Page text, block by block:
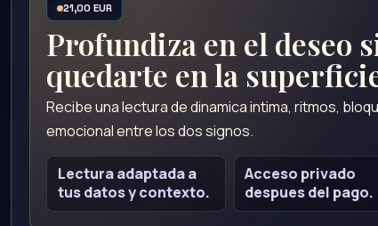
21,00 EUR
Profundiza en el deseo
quedarte en la
Recibe una lectura de dinamica intima, ritmos,
emocional entre los dos signos.
Lectura adaptada a
tus datos y contexto.
Acceso privado
despues del pago.